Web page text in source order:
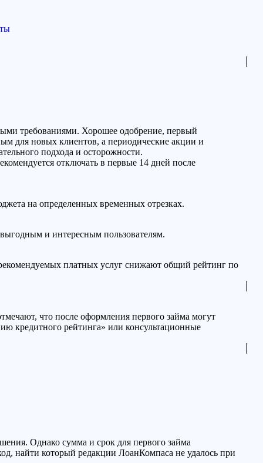
требованиями. Хорошее одобрение, первый
для новых клиентов, а периодические акции и
подхода и осторожности.
отключать в первые 14 дней после
на определенных временных отрезках.
и интересным пользователям.
платных услуг снижают общий рейтинг по
что после оформления первого займа могут
кредитного рейтинга» или консультационные
Однако сумма и срок для первого займа
найти который редакции ЛоанКомпаса не удалось при